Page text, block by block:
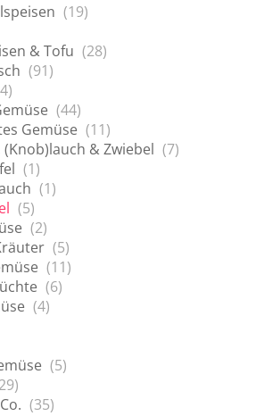
(19)
& Tofu (28)
(91)
(44)
Gemüse (11)
(Knob)lauch & Zwiebel (7)
(1)
(1)
(5)
(2)
(5)
(11)
(6)
(4)
(5)
(35)